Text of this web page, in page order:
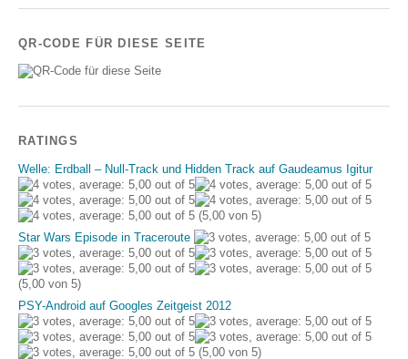
QR-CODE FÜR DIESE SEITE
RATINGS
Welle: Erdball – Null-Track und Hidden Track auf Gaudeamus Igitur
(5,00 von 5)
Star Wars Episode in Traceroute
(5,00 von 5)
PSY-Android auf Googles Zeitgeist 2012
(5,00 von 5)